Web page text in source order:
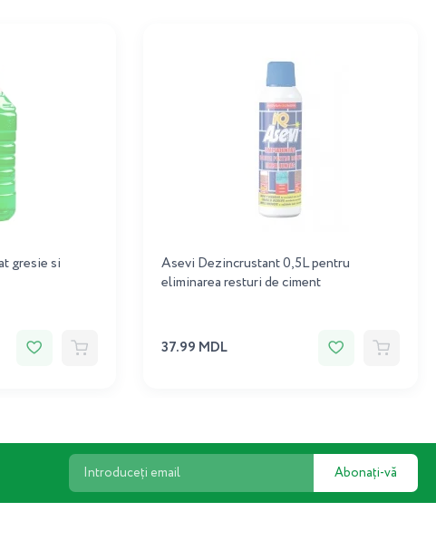
gresie si
Asevi Dezincrustant 0,5L pentru
eliminarea resturi de ciment
37.99 MDL
Abonați-vă